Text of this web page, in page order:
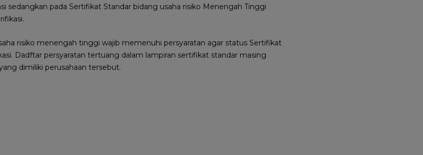
sedangkan pada Sertifikat Standar bidang usaha risiko Menengah Tinggi
risiko menengah tinggi wajib memenuhi persyaratan agar status Sertifikat
Dadftar persyaratan tertuang dalam lampiran sertifikat standar masing
dimiliki perusahaan tersebut.